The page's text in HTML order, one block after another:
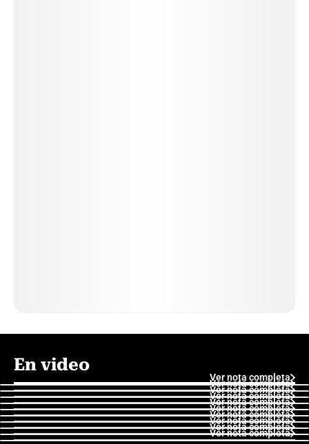
En video
Ver nota completa
Ver nota completa
Ver nota completa
Ver nota completa
Ver nota completa
Ver nota completa
Ver nota completa
Ver nota completa
Ver nota completa
Ver nota completa